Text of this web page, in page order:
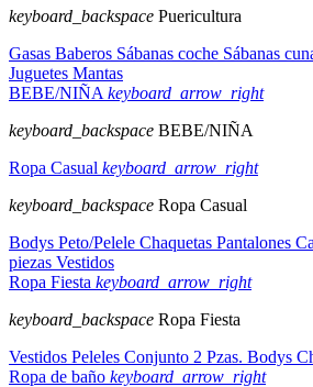
keyboard_backspace Puericultura
Gasas Baberos Sábanas coche Sábanas
Juguetes Mantas
BEBE/NIÑA keyboard_arrow_right
keyboard_backspace BEBE/NIÑA
Ropa Casual keyboard_arrow_right
keyboard_backspace Ropa Casual
Bodys Peto/Pelele Chaquetas Pantalones
piezas Vestidos
Ropa Fiesta keyboard_arrow_right
keyboard_backspace Ropa Fiesta
Vestidos Peleles Conjunto 2 Pzas. Bodys
Ropa de baño keyboard_arrow_right